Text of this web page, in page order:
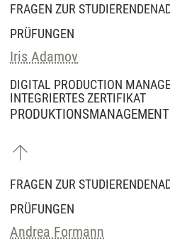
FRAGEN ZUR
PRÜFUNGEN
Iris Adamov
DIGITAL PRODUCTION
INTEGRIERTES ZERTIFIKAT
FRAGEN ZUR
PRÜFUNGEN
Andrea Formann